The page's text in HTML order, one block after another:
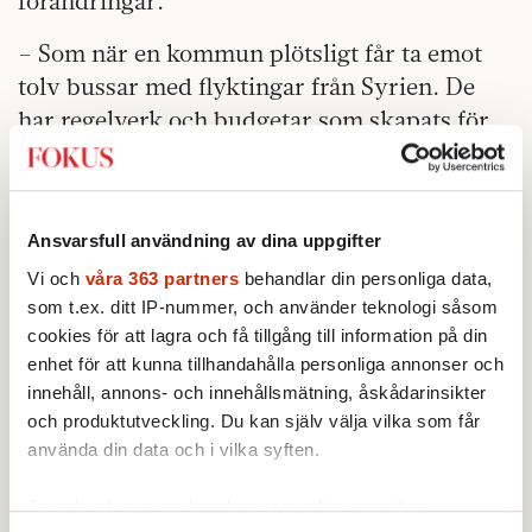
Ansvarsfull användning av dina uppgifter
Vi och våra 363 partners behandlar din personliga data,
som t.ex. ditt IP-nummer, och använder teknologi såsom
cookies för att lagra och få tillgång till information på din
enhet för att kunna tillhandahålla personliga annonser och
innehåll, annons- och innehållsmätning, åskådarinsikter
och produktutveckling. Du kan själv välja vilka som får
använda din data och i vilka syften.
Ta reda på mer om hur dina personliga uppgifter
– Som när en kommun plötsligt får ta emot
tolv bussar med flyktingar från Syrien. De
har regelverk och budgetar som skapats för
en helt annan verklighet och ett helt annat
tempo.
Hans budskap är att man inte bara kan
förhålla sig till regler utan även måste tänka
på det resultat som ska uppnås. Han tar SJ
och Trafikverket som exempel:
– Jag menar, de gör allt rätt men tågen går
ändå inte som de ska …
beskriver ofta problem som grundar sig i hur